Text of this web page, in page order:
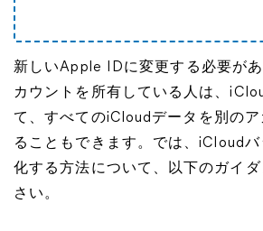
新しいApple IDに変更する必要が
カウントを所有している人は、
て、すべてのiCloudデータを別の
ることもできます。では、iCloud
化する方法について、以下のガイ
さい。